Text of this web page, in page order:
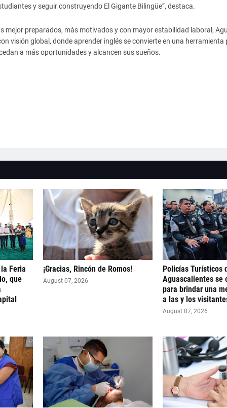
y seguir construyendo El Gigante Bilingüe”, destaca.
mejor preparados, más motivados y con mayor estabilidad laboral,
visión global, donde aprender inglés se convierte en una herramienta
a más oportunidades y alcancen sus sueños.
Feria
que
¡Gracias, Rincón de Romos!
August 07, 2026
Policías Turísticos
Aguascalientes se
para brindar una
a las y los
August 07, 2026